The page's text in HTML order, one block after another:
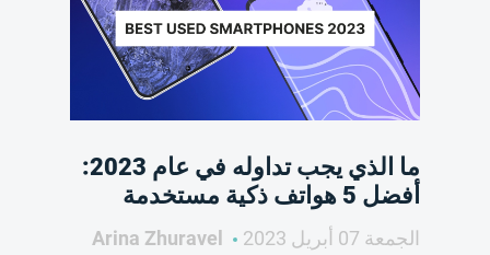
ما الذي يجب تداوله في عام 2023:
أفضل 5 هواتف ذكية مستخدمة
الجمعة 07 أبريل 2023